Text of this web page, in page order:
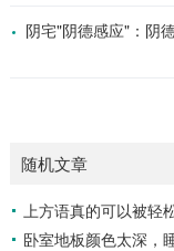
阴宅"阴德感应"：阴
随机文章
上方语真的可以被轻
卧室地板颜色太深，